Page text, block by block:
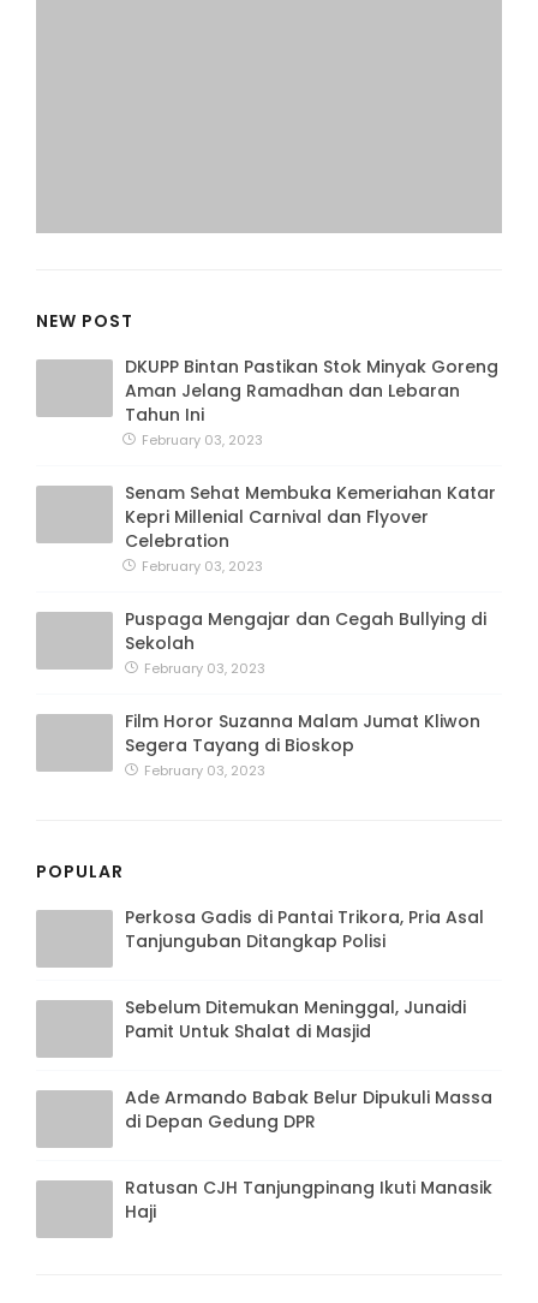
NEW POST
DKUPP Bintan Pastikan Stok Minyak Goreng
Aman Jelang Ramadhan dan Lebaran
Tahun Ini
February 03, 2023
Senam Sehat Membuka Kemeriahan Katar
Kepri Millenial Carnival dan Flyover
Celebration
February 03, 2023
Puspaga Mengajar dan Cegah Bullying di
Sekolah
February 03, 2023
Film Horor Suzanna Malam Jumat Kliwon
Segera Tayang di Bioskop
February 03, 2023
POPULAR
Perkosa Gadis di Pantai Trikora, Pria Asal
Tanjunguban Ditangkap Polisi
Sebelum Ditemukan Meninggal, Junaidi
Pamit Untuk Shalat di Masjid
Ade Armando Babak Belur Dipukuli Massa
di Depan Gedung DPR
Ratusan CJH Tanjungpinang Ikuti Manasik
Haji